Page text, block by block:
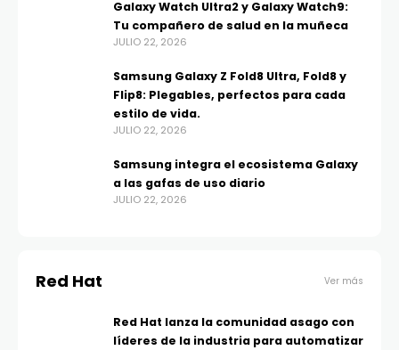
Galaxy Watch Ultra2 y Galaxy Watch9:
Tu compañero de salud en la muñeca
JULIO 22, 2026
Samsung Galaxy Z Fold8 Ultra, Fold8 y
Flip8: Plegables, perfectos para cada
estilo de vida.
JULIO 22, 2026
Samsung integra el ecosistema Galaxy
a las gafas de uso diario
JULIO 22, 2026
Red Hat Ver más
Red Hat lanza la comunidad asago con
líderes de la industria para automatizar